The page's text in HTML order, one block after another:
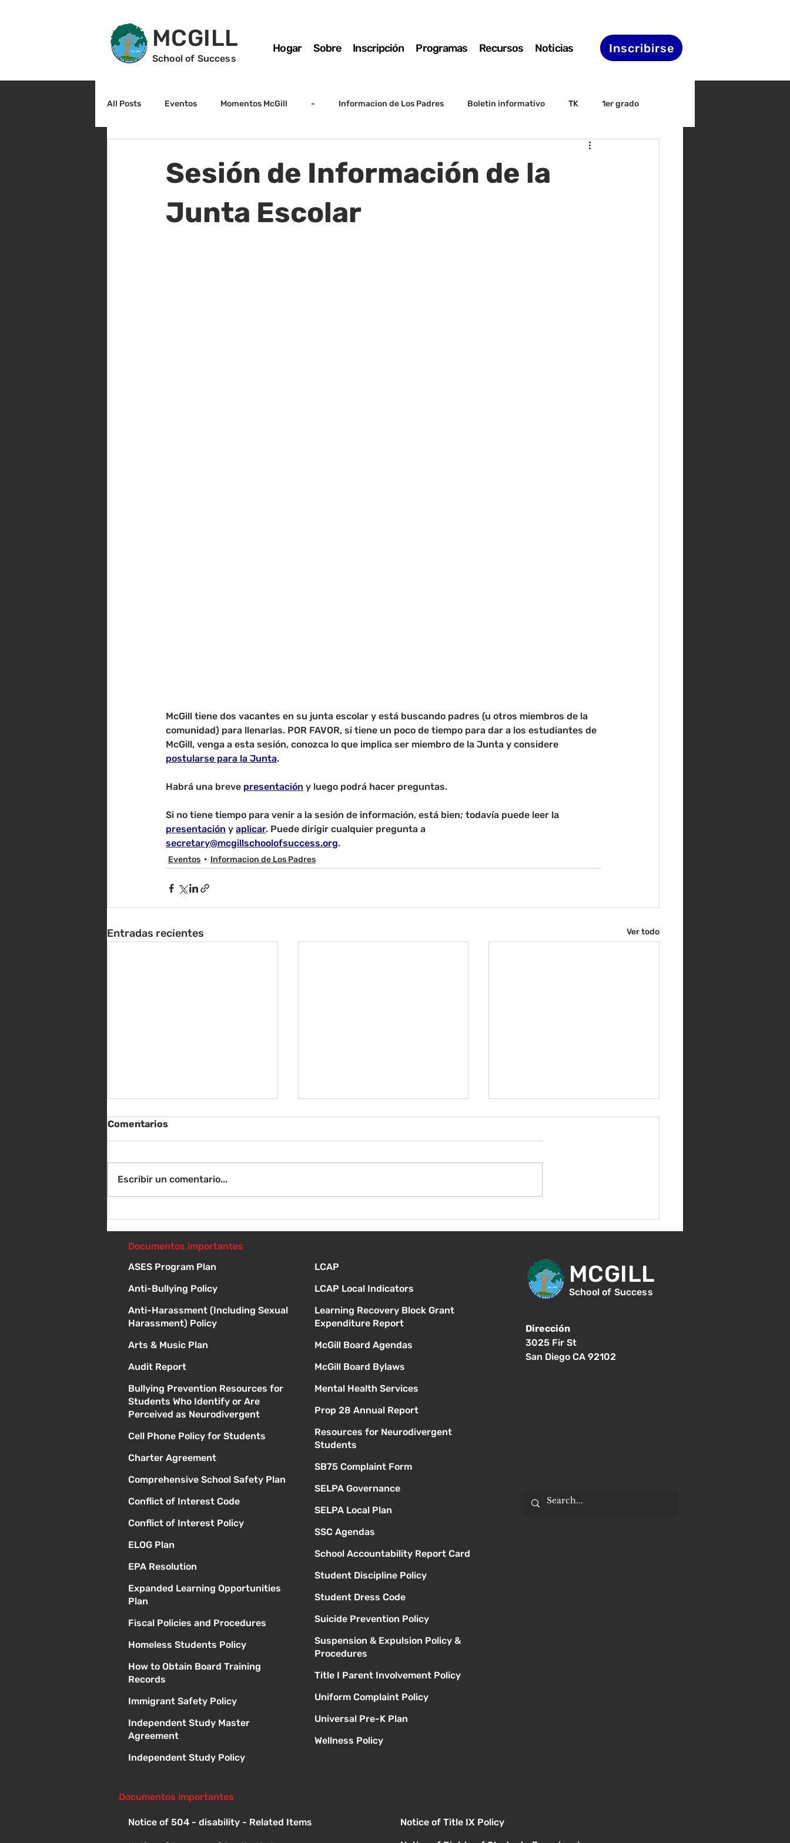
MCGILL
School of Success
Hogar Sobre Inscripción Programas Recursos Noticias Inscribirse
All Posts Eventos Momentos McGill - Informacion de Los Padres Boletin informativo TK 1er grado
ELAC
Sesión de Información de la
Junta Escolar
McGill tiene dos vacantes en su junta escolar y está buscando padres (u otros miembros de la
comunidad) para llenarlas. POR FAVOR, si tiene un poco de tiempo para dar a los estudiantes de
McGill, venga a esta sesión, conozca lo que implica ser miembro de la Junta y considere
postularse para la Junta.
Habrá una breve presentación y luego podrá hacer preguntas.
Si no tiene tiempo para venir a la sesión de información, está bien; todavía puede leer la
presentación y aplicar. Puede dirigir cualquier pregunta a
secretary@mcgillschoolofsuccess.org.
Eventos Informacion de Los Padres
Entradas recientes Ver todo
- 10 a 1 p
¡Bienvenida de nuevo!
Comentarios
Escribir un comentario...
Documentos importantes
ASES Program Plan
Anti-Bullying Policy
Anti-Harassment (Including Sexual
Harassment) Policy
Arts & Music Plan
Audit Report
Bullying Prevention Resources for
Students Who Identify or Are
Perceived as Neurodivergent
Cell Phone Policy for Students
Charter Agreement
Comprehensive School Safety Plan
Conflict of Interest Code
Conflict of Interest Policy
ELOG Plan
EPA Resolution
Expanded Learning Opportunities
Plan
Fiscal Policies and Procedures
Homeless Students Policy
How to Obtain Board Training
Records
Immigrant Safety Policy
Independent Study Master
Agreement
Independent Study Policy
LCAP
LCAP Local Indicators
Learning Recovery Block Grant
Expenditure Report
McGill Board Agendas
McGill Board Bylaws
Mental Health Services
Prop 28 Annual Report
Resources for Neurodivergent
Students
SB75 Complaint Form
SELPA Governance
SELPA Local Plan
SSC Agendas
School Accountability Report Card
Student Discipline Policy
Student Dress Code
Suicide Prevention Policy
Suspension & Expulsion Policy &
Procedures
Title I Parent Involvement Policy
Uniform Complaint Policy
Universal Pre-K Plan
Wellness Policy
MCGILL
School of Success
Dirección
3025 Fir St
San Diego CA 92102
Documentos importantes
Notice of 504 - disability - Related Items Notice of Title IX Policy